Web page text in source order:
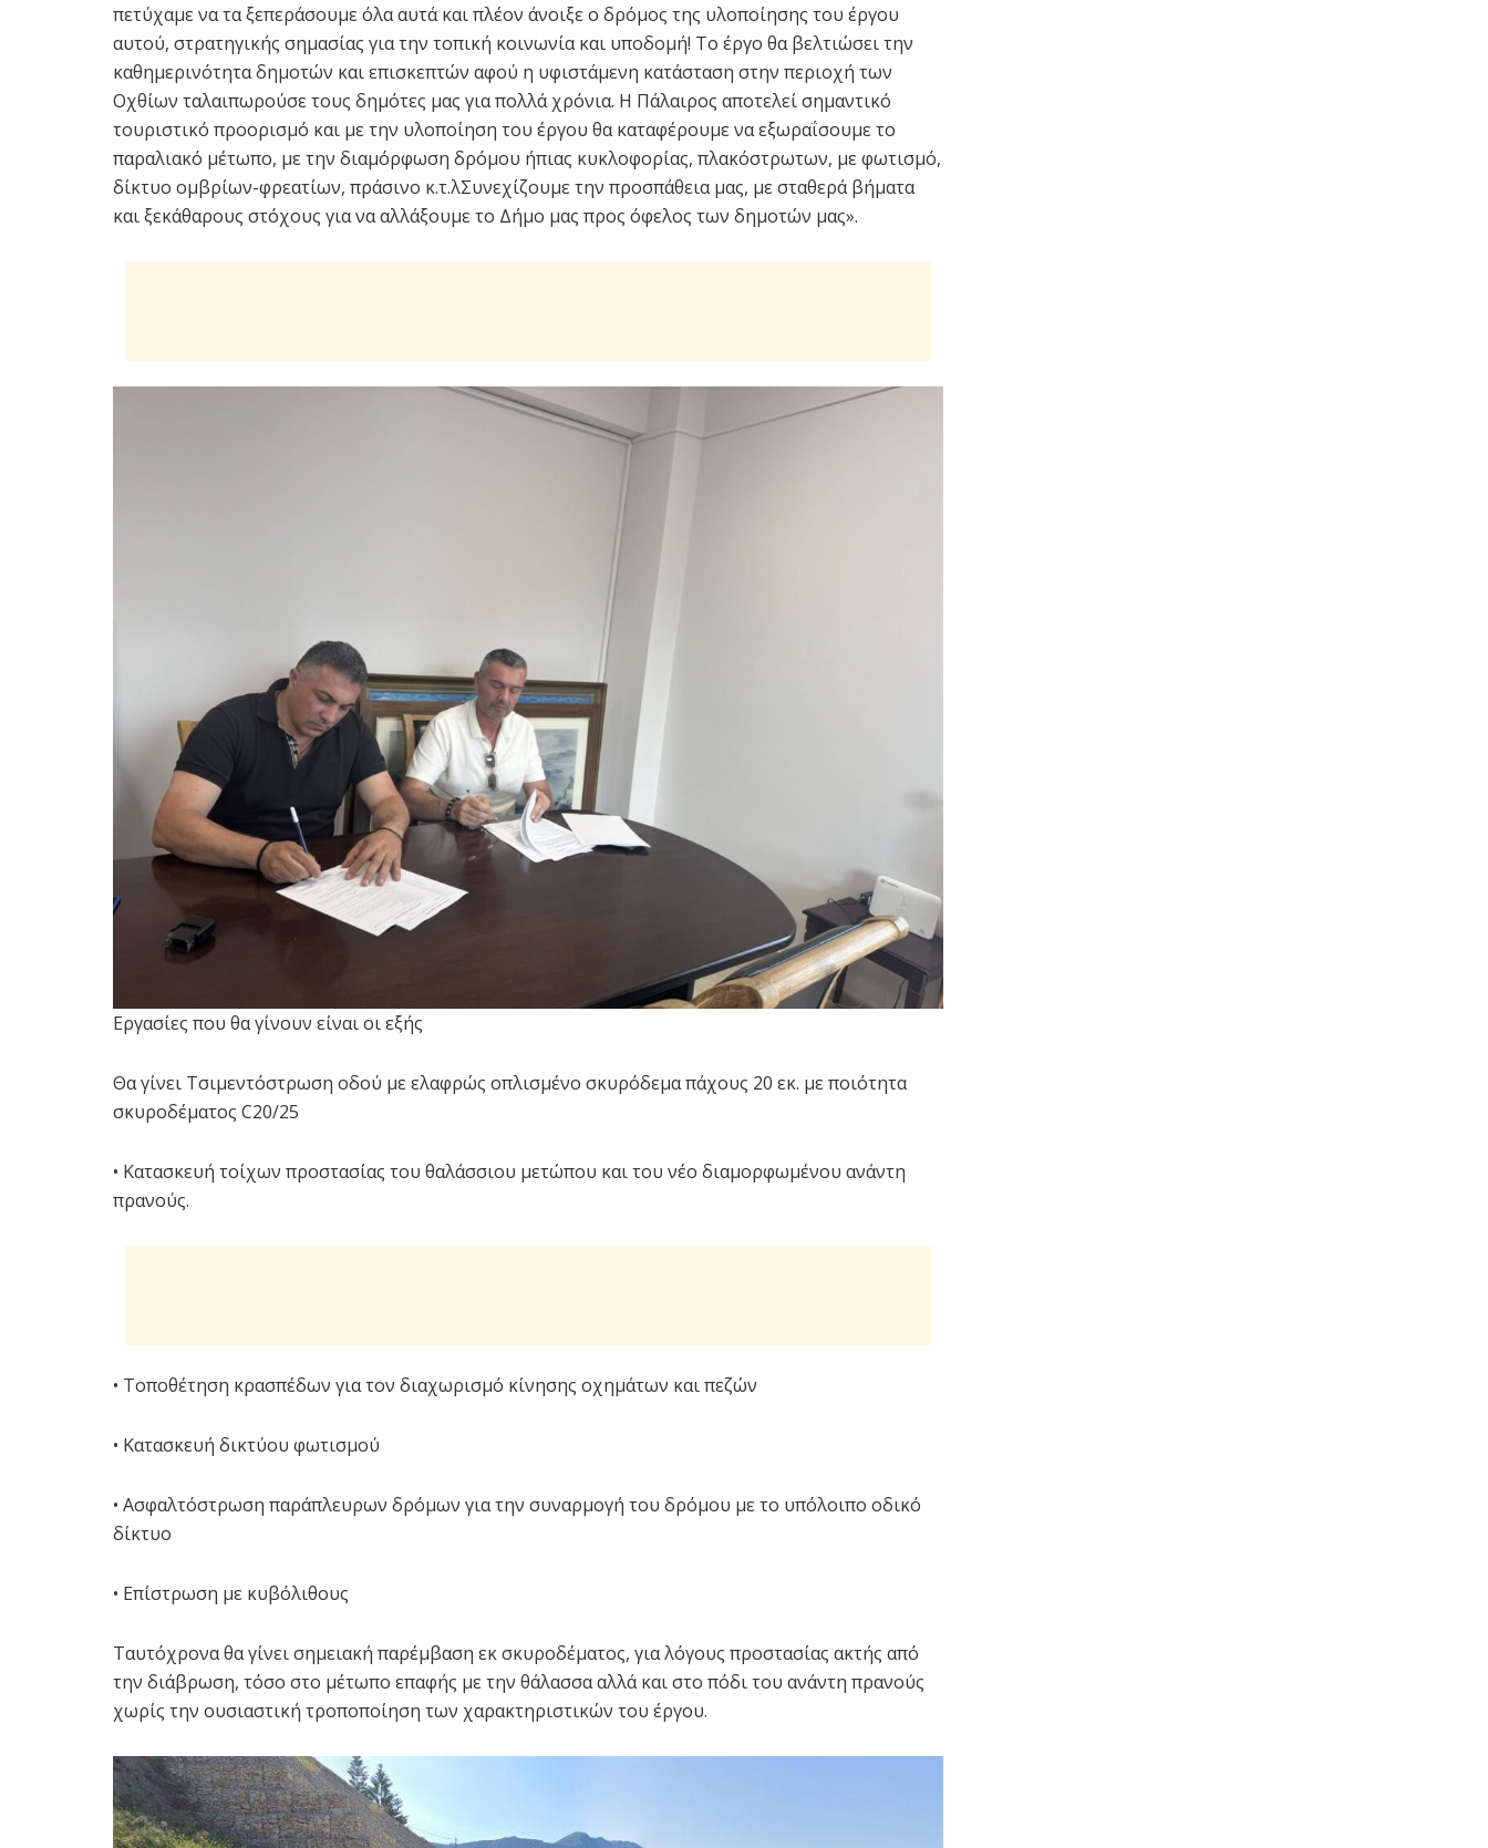
πετύχαμε να τα ξεπεράσουμε όλα αυτά και πλέον άνοιξε ο δρόμος της υλοποίησης του έργου
αυτού, στρατηγικής σημασίας για την τοπική κοινωνία και υποδομή! Το έργο θα βελτιώσει την
καθημερινότητα δημοτών και επισκεπτών αφού η υφιστάμενη κατάσταση στην περιοχή των
Οχθίων ταλαιπωρούσε τους δημότες μας για πολλά χρόνια. Η Πάλαιρος αποτελεί σημαντικό
τουριστικό προορισμό και με την υλοποίηση του έργου θα καταφέρουμε να εξωραΐσουμε το
παραλιακό μέτωπο, με την διαμόρφωση δρόμου ήπιας κυκλοφορίας, πλακόστρωτων, με φωτισμό,
δίκτυο ομβρίων-φρεατίων, πράσινο κ.τ.λΣυνεχίζουμε την προσπάθεια μας, με σταθερά βήματα
και ξεκάθαρους στόχους για να αλλάξουμε το Δήμο μας προς όφελος των δημοτών μας».
Εργασίες που θα γίνουν είναι οι εξής
Θα γίνει Τσιμεντόστρωση οδού με ελαφρώς οπλισμένο σκυρόδεμα πάχους 20 εκ. με ποιότητα
σκυροδέματος C20/25
• Κατασκευή τοίχων προστασίας του θαλάσσιου μετώπου και του νέο διαμορφωμένου ανάντη
πρανούς.
• Τοποθέτηση κρασπέδων για τον διαχωρισμό κίνησης οχημάτων και πεζών
• Κατασκευή δικτύου φωτισμού
• Ασφαλτόστρωση παράπλευρων δρόμων για την συναρμογή του δρόμου με το υπόλοιπο οδικό
δίκτυο
• Επίστρωση με κυβόλιθους
Ταυτόχρονα θα γίνει σημειακή παρέμβαση εκ σκυροδέματος, για λόγους προστασίας ακτής από
την διάβρωση, τόσο στο μέτωπο επαφής με την θάλασσα αλλά και στο πόδι του ανάντη πρανούς
χωρίς την ουσιαστική τροποποίηση των χαρακτηριστικών του έργου.